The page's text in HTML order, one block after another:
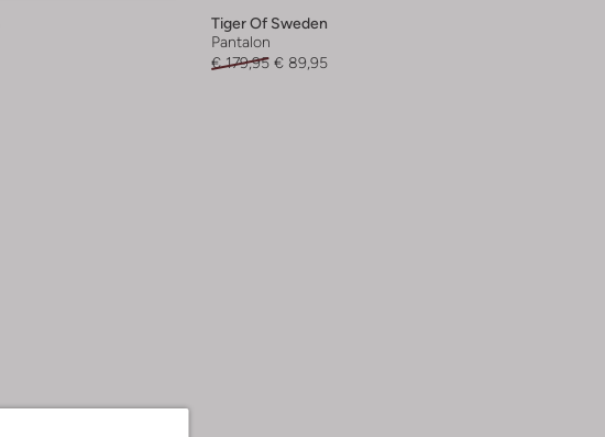
Tiger Of Sweden
Pantalon
€ 179,95 € 89,95